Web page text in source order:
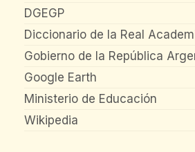
DGEGP
Diccionario de la Real
Gobierno de la República
Google Earth
Ministerio de Educación
Wikipedia